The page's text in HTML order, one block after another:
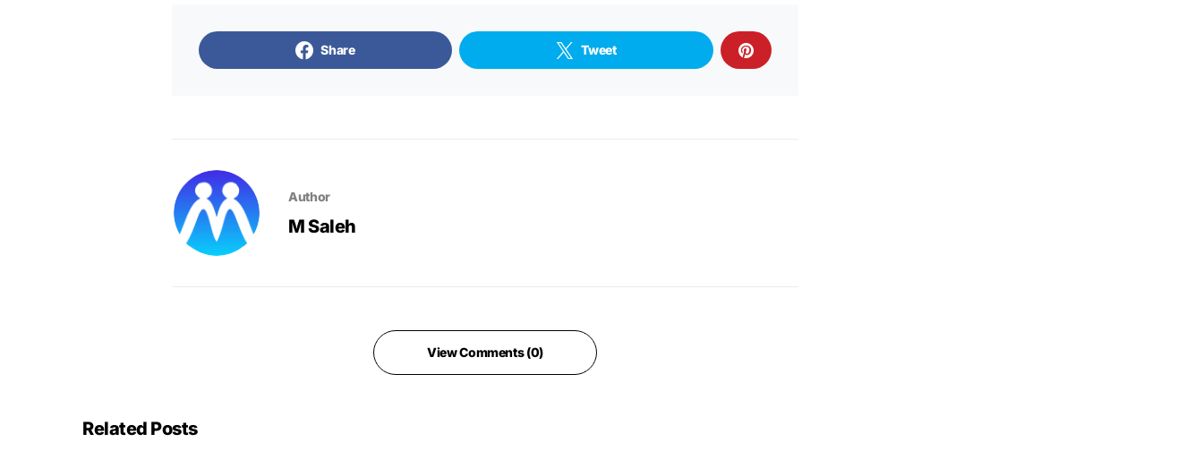
Share Tweet
Author
M Saleh
View Comments (0)
Related Posts